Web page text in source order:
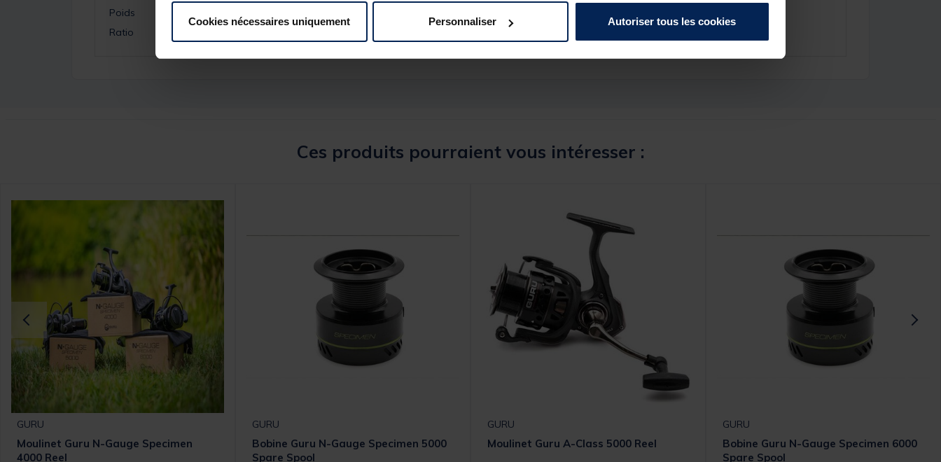
Cookies nécessaires uniquement Personnaliser Autoriser tous les cookies
Poids
Ratio
Ces produits pourraient vous intéresser :
GURU
Moulinet Guru N-Gauge Specimen
4000 Reel
GURU
Bobine Guru N-Gauge Specimen 5000
Spare Spool
GURU
Moulinet Guru A-Class 5000 Reel
GURU
Bobine Guru N-Gauge Specimen 6000
Spare Spool